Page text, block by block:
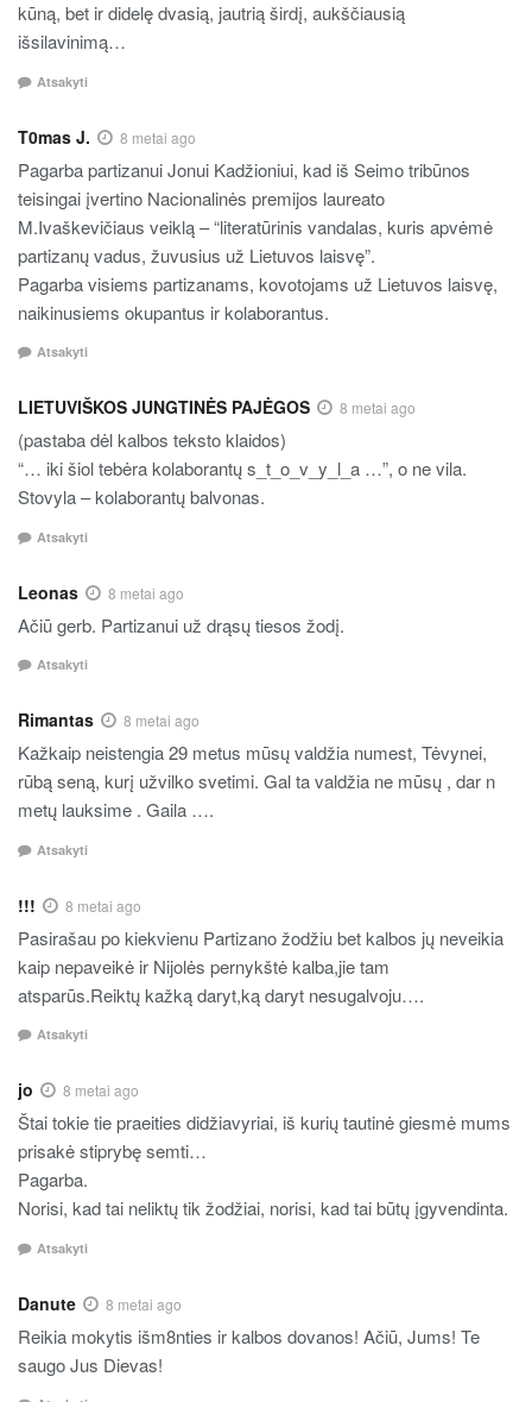
kūną, bet ir didelę dvasią, jautrią širdį, aukščiausią
išsilavinimą…
Atsakyti
T0mas J. 8 metai ago
Pagarba partizanui Jonui Kadžioniui, kad iš Seimo tribūnos
teisingai įvertino Nacionalinės premijos laureato
M.Ivaškevičiaus veiklą – “literatūrinis vandalas, kuris apvėmė
partizanų vadus, žuvusius už Lietuvos laisvę”.
Pagarba visiems partizanams, kovotojams už Lietuvos laisvę,
naikinusiems okupantus ir kolaborantus.
Atsakyti
LIETUVIŠKOS JUNGTINĖS PAJĖGOS 8 metai ago
(pastaba dėl kalbos teksto klaidos)
“… iki šiol tebėra kolaborantų s_t_o_v_y_l_a …”, o ne vila.
Stovyla – kolaborantų balvonas.
Atsakyti
Leonas 8 metai ago
Ačiū gerb. Partizanui už drąsų tiesos žodį.
Atsakyti
Rimantas 8 metai ago
Kažkaip neistengia 29 metus mūsų valdžia numest, Tėvynei,
rūbą seną, kurį užvilko svetimi. Gal ta valdžia ne mūsų , dar n
metų lauksime . Gaila ….
Atsakyti
!!! 8 metai ago
Pasirašau po kiekvienu Partizano žodžiu bet kalbos jų neveikia
kaip nepaveikė ir Nijolės pernykštė kalba,jie tam
atsparūs.Reiktų kažką daryt,ką daryt nesugalvoju….
Atsakyti
jo 8 metai ago
Štai tokie tie praeities didžiavyriai, iš kurių tautinė giesmė mums
prisakė stiprybę semti…
Pagarba.
Norisi, kad tai neliktų tik žodžiai, norisi, kad tai būtų įgyvendinta.
Atsakyti
Danute 8 metai ago
Reikia mokytis išm8nties ir kalbos dovanos! Ačiū, Jums! Te
saugo Jus Dievas!